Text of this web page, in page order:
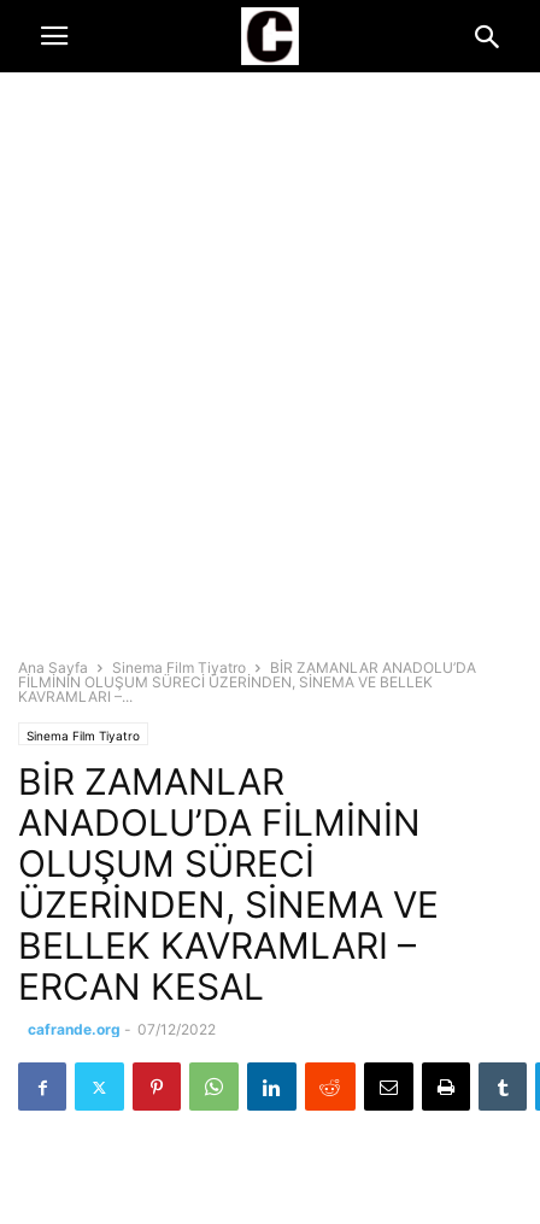
Ana Sayfa Sinema Film Tiyatro
BİR ZAMANLAR ANADOLU’DA
FİLMİNİN OLUŞUM SÜRECİ ÜZERİNDEN, SİNEMA VE BELLEK
KAVRAMLARI –...
Sinema Film Tiyatro
BİR ZAMANLAR
ANADOLU’DA FİLMİNİN
OLUŞUM SÜRECİ
ÜZERİNDEN, SİNEMA VE
BELLEK KAVRAMLARI –
ERCAN KESAL
cafrande.org - 07/12/2022